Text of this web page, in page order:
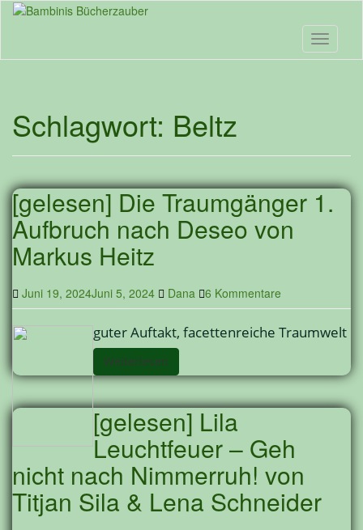
Skip
content
Toggle
Schlagwort: Beltz
[gelesen] Die Traumgänger 1.
Aufbruch nach Deseo von
Markus Heitz
Juni 19, 2024Juni 5, 2024 Dana 6 Kommentare
guter Auftakt, facettenreiche Traumwelt
Weiterlesen
[gelesen] Lila
Leuchtfeuer – Geh
nicht nach Nimmerruh! von
Titjan Sila & Lena Schneider